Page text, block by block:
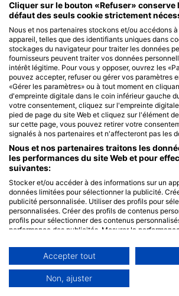
Questions à poser
Messages SMS
Recevoir l'actu des
Reste informé des meilleurs articles et
seulement 1 e-mail par mois.
Valider
Cliquer sur le bouton «Refuser» conserve
défaut des seuls cookie strictement
Nous et nos partenaires stockons et/ou accédons
appareil, telles que des identifiants uniques dans
stockages du navigateur pour traiter les données
fournisseurs peuvent traiter vos données
intérêt légitime. Pour vous y opposer, ouvrez les
pouvez accepter, refuser ou gérer vos paramètres
«Gérer les paramètres» ou à tout moment en
d'empreinte digitale dans le coin inférieur gauche
votre consentement, cliquez sur l'empreinte
pied de page du site Web et cliquez sur l'élément
sur cette page, vous pouvez retirer votre
signalés à nos partenaires et n'affecteront pas les
Nous et nos partenaires traitons les
les performances du site Web et pour
suivantes:
Stocker et/ou accéder à des informations sur un
données limitées pour sélectionner la publicité.
publicité personnalisée. Utiliser des profils pour
personnalisées. Créer des profils de contenus
profils pour sélectionner des contenus
performance des publicités. Mesurer la
données provenant de différentes sources.
services. Utiliser des données limitées pour
Les données peuvent être partagées en dehors de
envoyées aux États-Unis.
Accepter tout
Non, ajuster